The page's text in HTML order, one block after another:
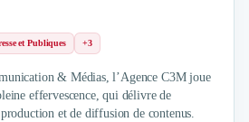
et Publiques +3
& Médias, l’Agence C3M joue
effervescence, qui délivre de
et de diffusion de contenus.